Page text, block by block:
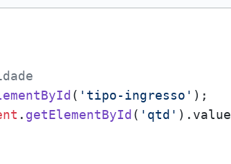
( 'tipo-ingresso' );
. getElementById ( 'qtd' ). value